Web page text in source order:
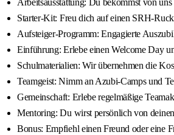
Arbeitsausstattung: Du bekommst von
Starter-Kit: Freu dich auf einen SRH-
Aufsteiger-Programm: Engagierte
Einführung: Erlebe einen Welcome Day
Schulmaterialien: Wir übernehmen die
Teamgeist: Nimm an Azubi-Camps und
Gemeinschaft: Erlebe regelmäßige
Mentoring: Du wirst persönlich von
Bonus: Empfiehl einen Freund oder eine